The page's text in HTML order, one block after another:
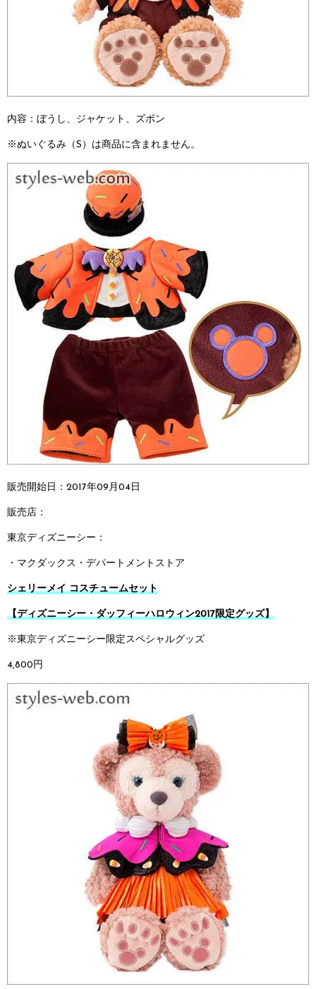
内容：ぼうし、ジャケット、ズボン
※ぬいぐるみ（S）は商品に含まれません。
販売開始日：2017年09月04日
販売店：
東京ディズニーシー：
・マクダックス・デパートメントストア
シェリーメイ コスチュームセット
【ディズニーシー・ダッフィーハロウィン2017限定グッズ】
※東京ディズニーシー限定スペシャルグッズ
4,800円